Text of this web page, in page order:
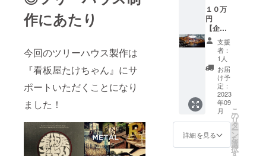
作にあたり
今回のツリーハウス製作は
『看板屋たけちゃん』にサ
ポートいただくことになり
ました！
記載く
ださ
い。
尚、企
業名を
ご連絡
頂いた
時点で
対象企
業様の
承諾を
得たも
のとさ
せてい
は2023
年5月～
2024年
5月末日
迄とい
たしま
す。
※HIMIT
SUKIC
HI店舗
のみで
ご利用
いただ
けま
りしま
す。 ■
リター
ン内容
①HIMIT
SUKIC
HIプレ
ミアム
付商品
券１０
５，０
００円
分
【5,000
円券×21
枚】 ■
１０万
円
【企業
様向け
プラ
ン】 完
成した
CHIISA
NAMO
RIで手
ぶら
バーベ
キュー
＆企業
名を掲
載させ
支援
者：
1人
お届
け予
定：
2023
年09
月
詳細を見る
こ
の
リ
タ
ー
ン
を
選
択
す